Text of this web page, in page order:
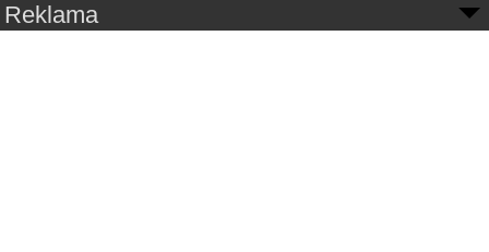
Reklama